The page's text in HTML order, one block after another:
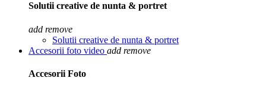
Solutii creative de nunta & portret
add remove
Solutii creative de nunta & portret
Accesorii foto video add remove
Accesorii Foto